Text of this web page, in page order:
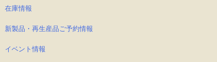
在庫情報
新製品・再生産品ご予約情報
イベント情報